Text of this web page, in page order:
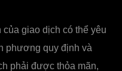
giao dịch có thể yêu
phương quy định và
phải được thỏa mãn,